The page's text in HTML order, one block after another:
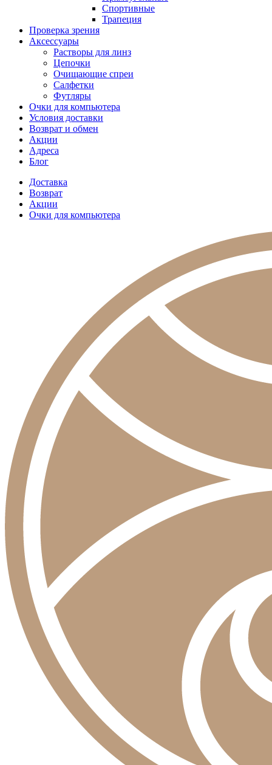
Спортивные
Трапеция
Проверка зрения
Аксессуары
Растворы для линз
Цепочки
Очищающие спреи
Салфетки
Футляры
Очки для компьютера
Условия доставки
Возврат и обмен
Акции
Адреса
Блог
Доставка
Возврат
Акции
Очки для компьютера